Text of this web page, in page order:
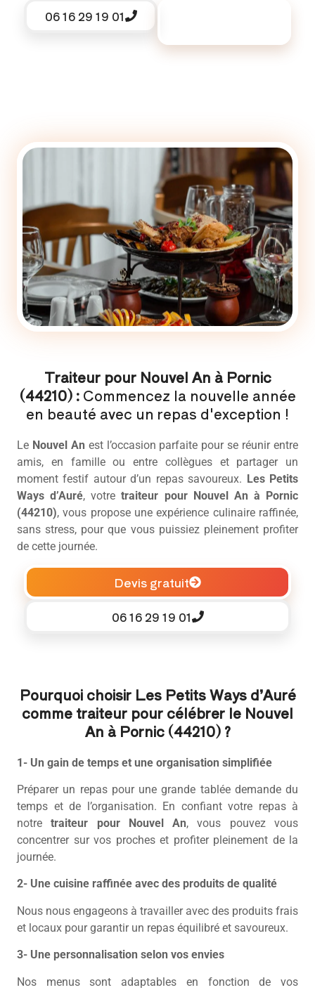
06 16 29 19 01
Traiteur pour Nouvel An à Pornic
(44210) : Commencez la nouvelle année
en beauté avec un repas d'exception !
Le Nouvel An est l’occasion parfaite pour se réunir entre
amis, en famille ou entre collègues et partager un
moment festif autour d’un repas savoureux. Les Petits
Ways d’Auré, votretraiteur pour Nouvel An à Pornic
(44210), vous propose une expérience culinaire raffinée,
sans stress, pour que vous puissiez pleinement profiter
de cette journée.
Devis gratuit
06 16 29 19 01
Pourquoi choisir Les Petits Ways d’Auré
comme traiteur pour célébrer le Nouvel
An à Pornic (44210) ?
1- Un gain de temps et une organisation simplifiée
Préparer un repas pour une grande tablée demande du
temps et de l’organisation. En confiant votre repas à
notretraiteur pour Nouvel An, vous pouvez vous
concentrer sur vos proches et profiter pleinement de la
journée.
2- Une cuisine raffinée avec des produits de qualité
Nous nous engageons à travailler avec des produits frais
et locaux pour garantir un repas équilibré et savoureux.
3- Une personnalisation selon vos envies
Nos menus sont adaptables en fonction de vos